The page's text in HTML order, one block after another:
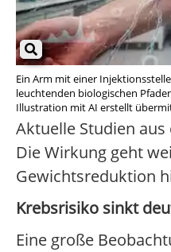
Ein Arm mit einer
leuchtenden biologischen
Illustration mit AI erstellt
Aktuelle Studien aus
Die Wirkung geht
Gewichtsreduktion
Krebsrisiko sinkt
Eine große